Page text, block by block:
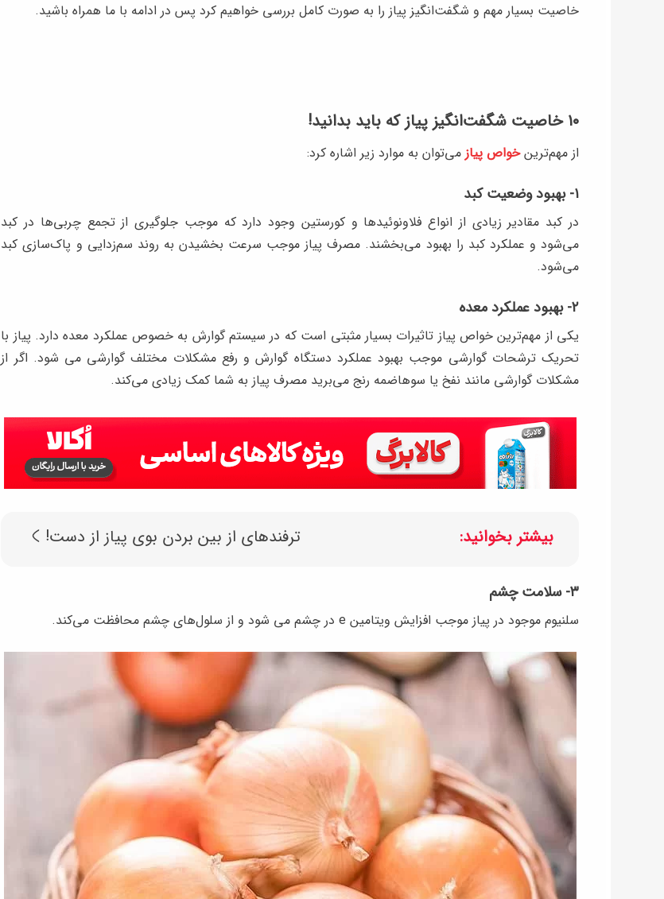
خاصیت بسیار مهم و شگفت‌انگیز پیاز را به صورت کامل بررسی خواهیم کرد پس در ادامه با ما همراه باشید.
۱۰ خاصیت شگفت‌انگیز پیاز که باید بدانید!
از مهم‌ترینخواص پیازمی‌توان به موارد زیر اشاره کرد:
۱- بهبود وضعیت کبد
در کبد مقادیر زیادی از انواع فلاونوئیدها و کورستین وجود دارد که موجب جلوگیری از تجمع چربی‌ها در کبد
می‌شود و عملکرد کبد را بهبود می‌بخشند. مصرف پیاز موجب سرعت بخشیدن به روند سم‌زدایی و پاک‌سازی کبد
می‌شود.
۲- بهبود عملکرد معده
یکی از مهم‌ترین خواص پیاز تاثیرات بسیار مثبتی است که در سیستم گوارش به خصوص عملکرد معده دارد. پیاز با
تحریک ترشحات گوارشی موجب بهبود عملکرد دستگاه گوارش و رفع مشکلات مختلف گوارشی می شود. اگر از
مشکلات گوارشی مانند نفخ یا سوهاضمه رنج می‌برید مصرف پیاز به شما کمک زیادی می‌کند.
بیشتر بخوانید: ترفندهای از بین بردن بوی پیاز از دست!
۳- سلامت چشم
سلنیوم موجود در پیاز موجب افزایش ویتامین e در چشم می شود و از سلول‌های چشم محافظت می‌کند.